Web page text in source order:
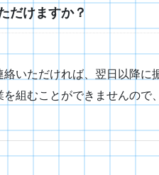
だけますか？
いただければ、翌日以降に
組むことができませんので